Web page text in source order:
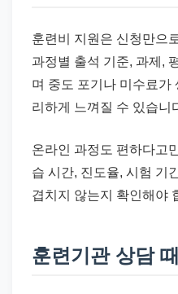
훈련비 지원은 신청만으
과정별 출석 기준, 과제,
며 중도 포기나 미수료가
리하게 느껴질 수 있습니
온라인 과정도 편하다고
습 시간, 진도율, 시험 기
겹치지 않는지 확인해야
훈련기관 상담